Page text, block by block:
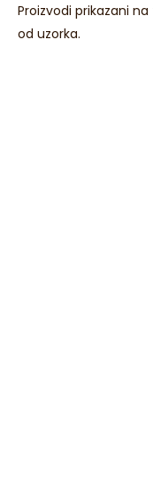
Proizvodi prikazani
od uzorka.